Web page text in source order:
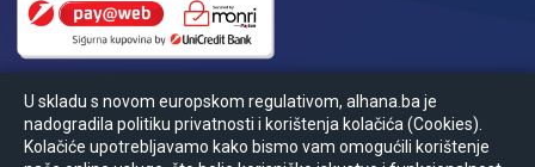
U skladu s novom europskom regulativom, alhana.ba je
nadogradila politiku privatnosti i korištenja kolačića (Cookies).
Kolačiće upotrebljavamo kako bismo vam omogućili korištenje